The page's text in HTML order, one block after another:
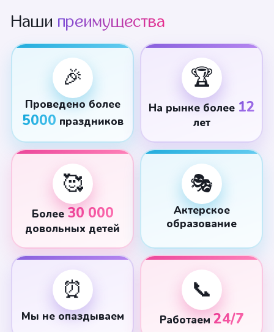
Наши преимущества
🎉
Проведено более
5000 праздников
🏆
На рынке более 12
лет
🥰
Более30 000
довольных детей
🎭
Актерское
образование
⏰
Мы не опаздываем
📞
Работаем 24/7